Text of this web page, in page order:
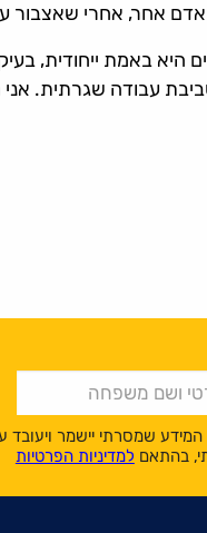
אחר, אחרי שאצבור
היא באמת ייחודית,
עבודה שגרתית. אני
שמסרתי יישמר
בהתאם למדיניות הפרטיות